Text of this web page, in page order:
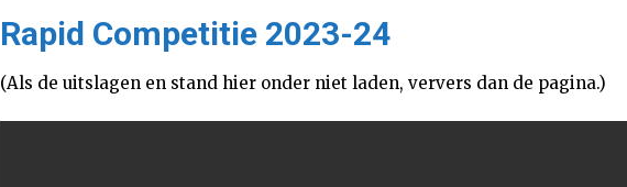
Rapid Competitie 2023-24
(Als de uitslagen en stand hier onder niet laden, ververs dan de pagina.)